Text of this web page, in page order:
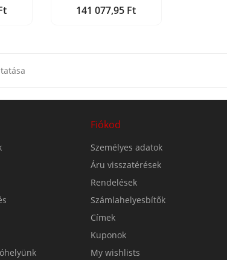
Ár
141 077,95 Ft
Fiókod
Személyes adatok
Áru visszatérések
Rendelések
Számlahelyesbítők
Címek
Kuponok
My wishlists